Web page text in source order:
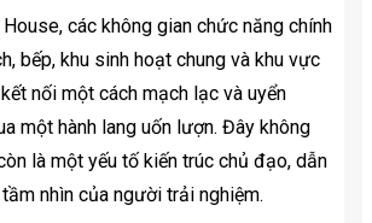
các không gian chức năng chính
bếp, khu sinh hoạt chung và khu vực
nối một cách mạch lạc và uyển
một hành lang uốn lượn. Đây không
là một yếu tố kiến trúc chủ đạo, dẫn
nhìn của người trải nghiệm.